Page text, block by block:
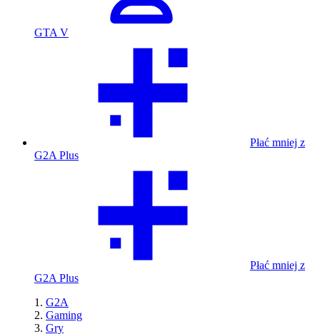
GTA V
Płać mniej z
G2A Plus
Płać mniej z
G2A Plus
G2A
Gaming
Gry